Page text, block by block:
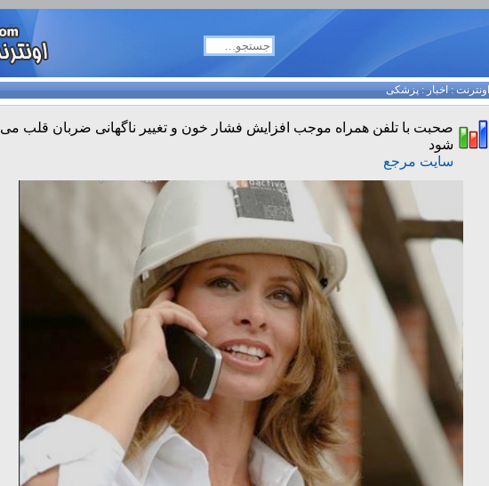
اونترنت:اخبار:پزشکی
صحبت با تلفن همراه موجب افزایش فشار خون و تغییر ناگهانی ضربان قلب می
شود
سایت مرجع